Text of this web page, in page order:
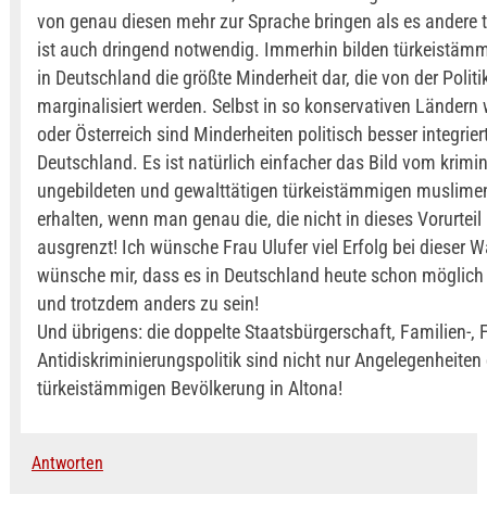
von genau diesen mehr zur Sprache bringen als es andere
ist auch dringend notwendig. Immerhin bilden
in Deutschland die größte Minderheit dar, die von der
marginalisiert werden. Selbst in so konservativen Ländern
oder Österreich sind Minderheiten politisch besser
Deutschland. Es ist natürlich einfacher das Bild vom
ungebildeten und gewalttätigen türkeistämmigen
erhalten, wenn man genau die, die nicht in dieses Vorurteil
ausgrenzt! Ich wünsche Frau Ulufer viel Erfolg bei dieser
wünsche mir, dass es in Deutschland heute schon
und trotzdem anders zu sein!
Und übrigens: die doppelte Staatsbürgerschaft, Familien-,
Antidiskriminierungspolitik sind nicht nur Angelegenheiten
türkeistämmigen Bevölkerung in Altona!
Antworten